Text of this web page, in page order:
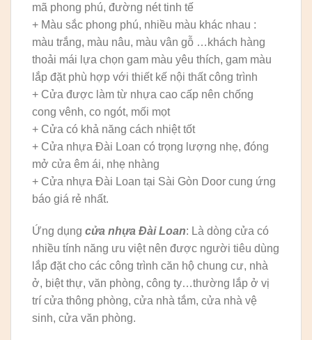
mã phong phú, đường nét tinh tế
+ Màu sắc phong phú, nhiều màu khác nhau :
màu trắng, màu nâu, màu vân gỗ …khách hàng
thoải mái lựa chọn gam màu yêu thích, gam màu
lắp đặt phù hợp với thiết kế nội thất công trình
+ Cửa được làm từ nhựa cao cấp nên chống
cong vênh, co ngót, mối mọt
+ Cửa có khả năng cách nhiệt tốt
+ Cửa nhựa Đài Loan có trọng lượng nhẹ, đóng
mở cửa êm ái, nhẹ nhàng
+ Cửa nhựa Đài Loan tại Sài Gòn Door cung ứng
báo giá rẻ nhất.
Ứng dụng cửa nhựa Đài Loan: Là dòng cửa có
nhiều tính năng ưu việt nên được người tiêu dùng
lắp đặt cho các công trình căn hộ chung cư, nhà
ở, biệt thự, văn phòng, công ty…thường lắp ở vị
trí cửa thông phòng, cửa nhà tắm, cửa nhà vệ
sinh, cửa văn phòng.